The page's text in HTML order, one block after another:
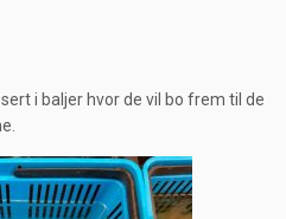
i baljer hvor de vil bo frem til de